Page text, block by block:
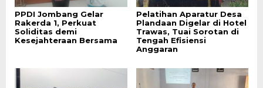
PPDI Jombang Gelar
Rakerda 1, Perkuat
Soliditas demi
Kesejahteraan Bersama
Pelatihan Aparatur Desa
Plandaan Digelar di Hotel
Trawas, Tuai Sorotan di
Tengah Efisiensi
Anggaran